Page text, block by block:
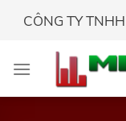
CÔNG TY